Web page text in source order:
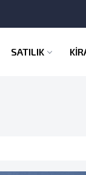
SATILIK